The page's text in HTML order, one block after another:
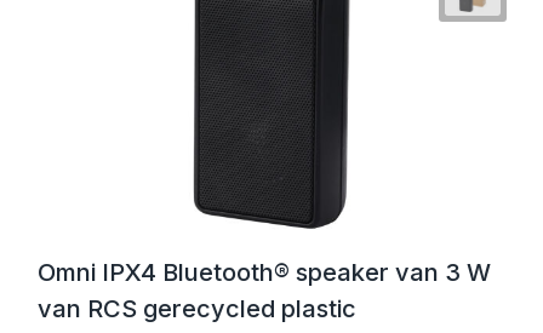
Omni IPX4 Bluetooth® speaker van 3 W
van RCS gerecycled plastic